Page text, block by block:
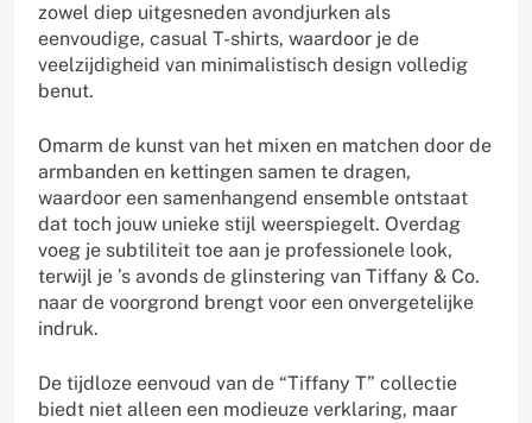
zowel diep uitgesneden avondjurken als
eenvoudige, casual T-shirts, waardoor je de
veelzijdigheid van minimalistisch design volledig
benut.
Omarm de kunst van het mixen en matchen door de
armbanden en kettingen samen te dragen,
waardoor een samenhangend ensemble ontstaat
dat toch jouw unieke stijl weerspiegelt. Overdag
voeg je subtiliteit toe aan je professionele look,
terwijl je ’s avonds de glinstering van Tiffany & Co.
naar de voorgrond brengt voor een onvergetelijke
indruk.
De tijdloze eenvoud van de “Tiffany T” collectie
biedt niet alleen een modieuze verklaring, maar